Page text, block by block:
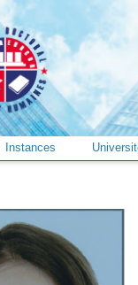
Instances